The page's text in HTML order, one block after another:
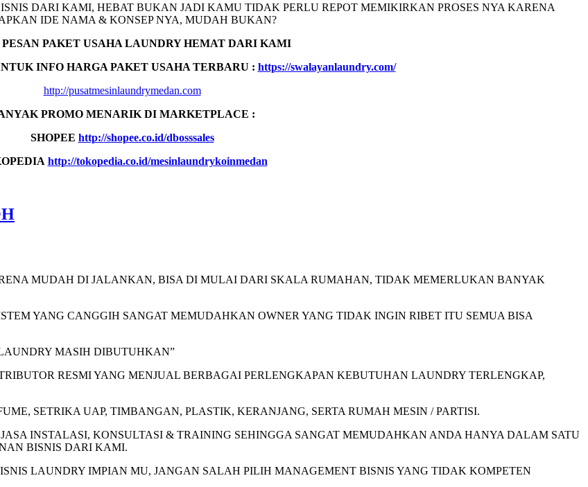
DARI KAMI, HEBAT BUKAN JADI KAMU TIDAK PERLU REPOT MEMIKIRKAN PROSES NYA KARENA
IDE NAMA & KONSEP NYA, MUDAH BUKAN?
PESAN PAKET USAHA LAUNDRY HEMAT DARI KAMI
INFO HARGA PAKET USAHA TERBARU : https://swalayanlaundry.com/
http://pusatmesinlaundrymedan.com
PROMO MENARIK DI MARKETPLACE :
SHOPEE http://shopee.co.id/dbosssales
http://tokopedia.co.id/mesinlaundrykoinmedan
MUDAH DI JALANKAN, BISA DI MULAI DARI SKALA RUMAHAN, TIDAK MEMERLUKAN BANYAK
YANG CANGGIH SANGAT MEMUDAHKAN OWNER YANG TIDAK INGIN RIBET ITU SEMUA BISA
MASIH DIBUTUHKAN”
RESMI YANG MENJUAL BERBAGAI PERLENGKAPAN KEBUTUHAN LAUNDRY TERLENGKAP,
SETRIKA UAP, TIMBANGAN, PLASTIK, KERANJANG, SERTA RUMAH MESIN / PARTISI.
INSTALASI, KONSULTASI & TRAINING SEHINGGA SANGAT MEMUDAHKAN ANDA HANYA DALAM SATU
BISNIS DARI KAMI.
LAUNDRY IMPIAN MU, JANGAN SALAH PILIH MANAGEMENT BISNIS YANG TIDAK KOMPETEN